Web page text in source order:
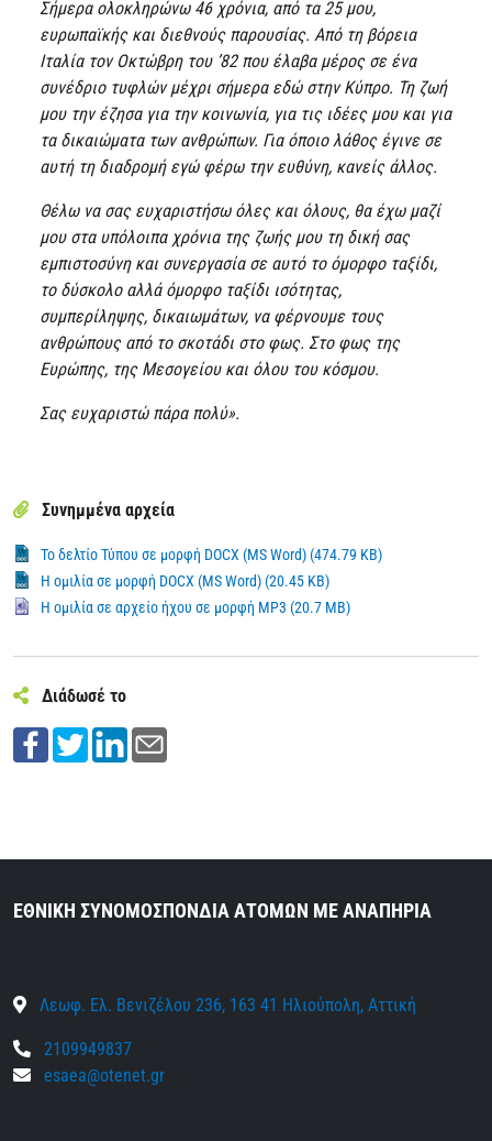
Σήμερα ολοκληρώνω 46 χρόνια, από τα 25 μου,
ευρωπαϊκής και διεθνούς παρουσίας. Από τη βόρεια
Ιταλία τον Οκτώβρη του ’82 που έλαβα μέρος σε ένα
συνέδριο τυφλών μέχρι σήμερα εδώ στην Κύπρο. Τη ζωή
μου την έζησα για την κοινωνία, για τις ιδέες μου και για
τα δικαιώματα των ανθρώπων. Για όποιο λάθος έγινε σε
αυτή τη διαδρομή εγώ φέρω την ευθύνη, κανείς άλλος.
Θέλω να σας ευχαριστήσω όλες και όλους, θα έχω μαζί
μου στα υπόλοιπα χρόνια της ζωής μου τη δική σας
εμπιστοσύνη και συνεργασία σε αυτό το όμορφο ταξίδι,
το δύσκολο αλλά όμορφο ταξίδι ισότητας,
συμπερίληψης, δικαιωμάτων, να φέρνουμε τους
ανθρώπους από το σκοτάδι στο φως. Στο φως της
Ευρώπης, της Μεσογείου και όλου του κόσμου.
Σας ευχαριστώ πάρα πολύ».
Συνημμένα αρχεία
Το δελτίο Τύπου σε μορφή DOCX (MS Word) (474.79 KB)
Η ομιλία σε μορφή DOCX (MS Word) (20.45 KB)
Η ομιλία σε αρχείο ήχου σε μορφή MP3 (20.7 MB)
Διάδωσέ το
ΕΘΝΙΚΗ ΣΥΝΟΜΟΣΠΟΝΔΙΑ ΑΤΟΜΩΝ ΜΕ ΑΝΑΠΗΡΙΑ
Λεωφ. Ελ. Βενιζέλου 236, 163 41 Ηλιούπολη, Αττική
2109949837
esaea@otenet.gr